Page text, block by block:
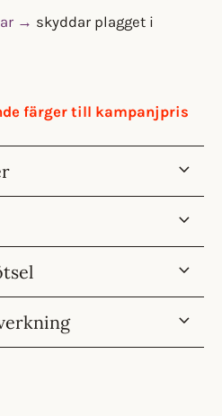
→ skyddar plagget i
färger till kampanjpris